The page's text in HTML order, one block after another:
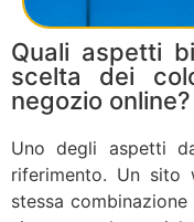
Quali aspetti
scelta dei
negozio online?
Uno degli aspetti
riferimento. Un sito
stessa